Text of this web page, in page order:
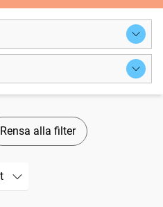
Rensa alla filter